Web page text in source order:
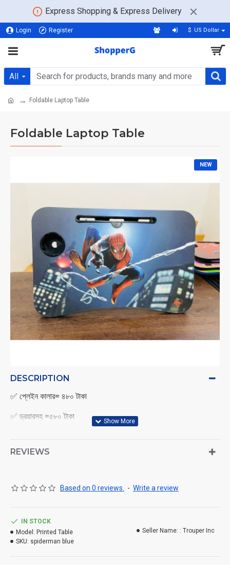
Express Shopping & Express Delivery
Login Register $ US Dollar
All
Foldable Laptop Table
Foldable Laptop Table
NEW
DESCRIPTION
✅ প্লেইন কালার= ৪৮০ টাকা
✅ ড্রয়ারসহ =৫৮০ টাকা
✅প্রিন্টকালার ড্রয়ারসহ=৭৩০ টাকা
✅ টেবিলের সাইজ : দৈর্ঘ ২৩.৫ ইঞ্চি , প্রস্থ ১৫.৫ ইঞ্চি এবং উচ্চতা ১০.৫ ইঞ্চি।
REVIEWS
Based on 0 reviews. - Write a review
IN STOCK
Model: Printed Table
SKU: spiderman blue
Seller Name: : Trouper Inc